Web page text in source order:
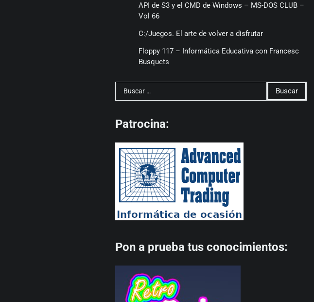
API de S3 y el CMD de Windows – MS-DOS CLUB –
Vol 66
C:/Juegos. El arte de volver a disfrutar
Floppy 117 – Informática Educativa con Francesc
Busquets
Buscar:
Patrocina:
Pon a prueba tus conocimientos: